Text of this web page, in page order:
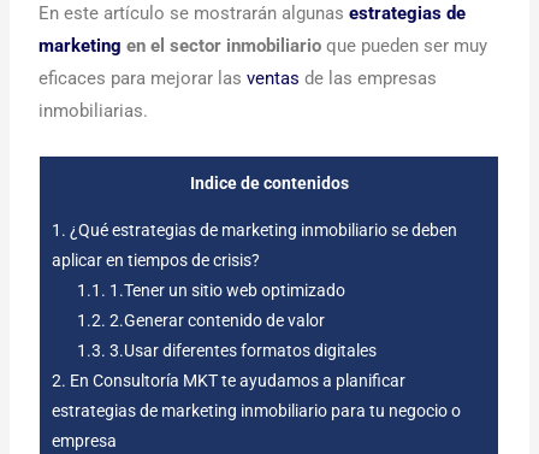
En este artículo se mostrarán algunasestrategias de
marketing en el sector inmobiliario que pueden ser muy
eficaces para mejorar lasventas de las empresas
inmobiliarias.
Indice de contenidos
1. ¿Qué estrategias de marketing inmobiliario se deben
aplicar en tiempos de crisis?
1.1. 1.Tener un sitio web optimizado
1.2. 2.Generar contenido de valor
1.3. 3.Usar diferentes formatos digitales
2. En Consultoría MKT te ayudamos a planificar
estrategias de marketing inmobiliario para tu negocio o
empresa